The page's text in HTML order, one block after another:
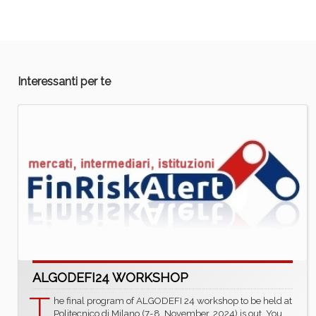
Interessanti per te
ALGODEFI24 WORKSHOP
he final program of ALGODEFI 24 workshop to be held at
Politecnico di Milano (7-8, November, 2024) is out. You